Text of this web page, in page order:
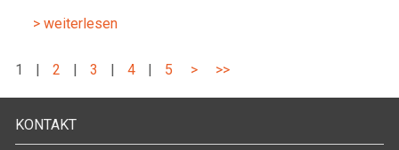
> weiterlesen
1 | 2 | 3 | 4 | 5 > >>
KONTAKT